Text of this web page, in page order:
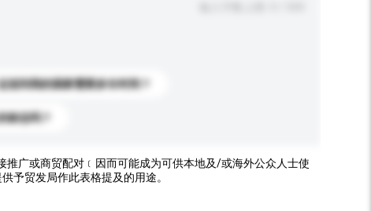
送到我的国家需要多长时间？
标志吗？
广或商贸配对﹝因而可能成为可供本地及/或海外公众人士使
予贸发局作此表格提及的用途。